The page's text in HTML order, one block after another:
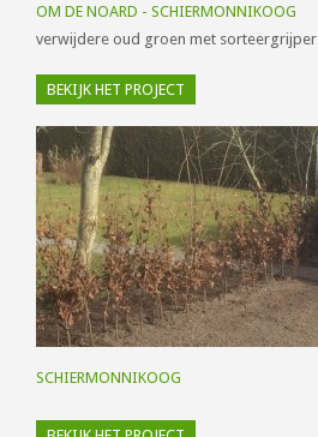
OM DE NOARD - SCHIERMONNIKOOG
verwijdere oud groen met sorteergrijper
BEKIJK HET PROJECT
SCHIERMONNIKOOG